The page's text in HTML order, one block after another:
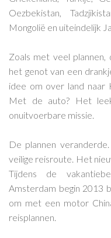
Oezbekistan,
Mongolië en uiteindelijk
Zoals met veel
het genot van een
idee om over land naar
Met de auto? Het
onuitvoerbare missie.
De plannen
veilige reisroute. Het
Tijdens de
Amsterdam begin 2013
om met een motor
reisplannen.